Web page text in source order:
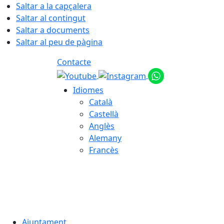
Saltar a la capçalera
Saltar al contingut
Saltar a documents
Saltar al peu de pàgina
Contacte
Idiomes
Català
Castellà
Anglès
Alemany
Francès